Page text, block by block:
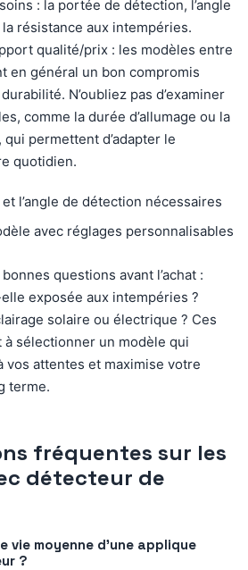
: la portée de détection, l’angle
résistance aux intempéries.
qualité/prix : les modèles entre
en général un bon compromis
N’oubliez pas d’examiner
comme la durée d’allumage ou la
permettent d’adapter le
quotidien.
l’angle de détection nécessaires
avec réglages personnalisables
questions avant l’achat :
exposée aux intempéries ?
solaire ou électrique ? Ces
sélectionner un modèle qui
vos attentes et maximise votre
terme.
fréquentes sur les
détecteur de
vie moyenne d’une applique
?